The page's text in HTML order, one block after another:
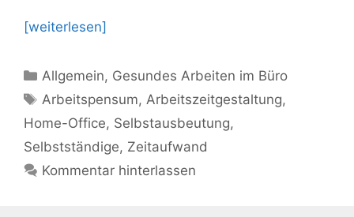
[weiterlesen]
Kategorien
Allgemein, Gesundes Arbeiten im Büro
Schlagwörter
Arbeitspensum, Arbeitszeitgestaltung,
Home-Office, Selbstausbeutung,
Selbstständige, Zeitaufwand
Kommentar hinterlassen